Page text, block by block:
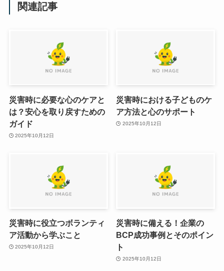
関連記事
災害時に必要な心のケアと
は？安心を取り戻すための
ガイド
2025年10月12日
災害時における子どものケ
ア方法と心のサポート
2025年10月12日
災害時に役立つボランティ
ア活動から学ぶこと
2025年10月12日
災害時に備える！企業の
BCP成功事例とそのポイン
ト
2025年10月12日